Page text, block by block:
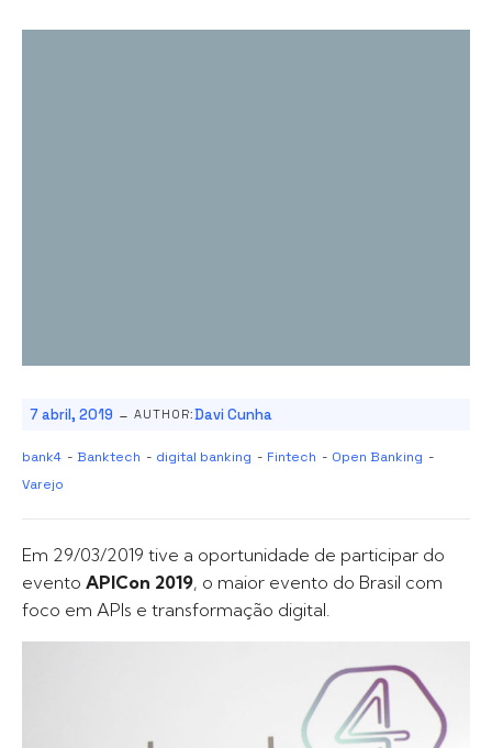
7 abril, 2019 - AUTHOR:Davi Cunha
bank4 - Banktech - digital banking - Fintech - Open Banking -
Varejo
Em 29/03/2019 tive a oportunidade de participar do
evento APICon 2019, o maior evento do Brasil com
foco em APIs e transformação digital.